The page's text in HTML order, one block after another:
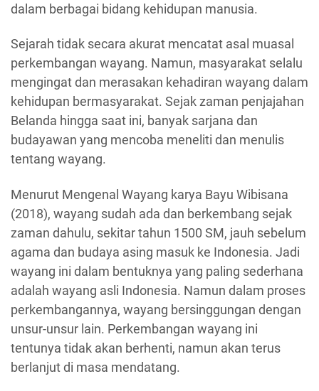
dalam berbagai bidang kehidupan manusia.
Sejarah tidak secara akurat mencatat asal muasal
perkembangan wayang. Namun, masyarakat selalu
mengingat dan merasakan kehadiran wayang dalam
kehidupan bermasyarakat. Sejak zaman penjajahan
Belanda hingga saat ini, banyak sarjana dan
budayawan yang mencoba meneliti dan menulis
tentang wayang.
Menurut Mengenal Wayang karya Bayu Wibisana
(2018), wayang sudah ada dan berkembang sejak
zaman dahulu, sekitar tahun 1500 SM, jauh sebelum
agama dan budaya asing masuk ke Indonesia. Jadi
wayang ini dalam bentuknya yang paling sederhana
adalah wayang asli Indonesia. Namun dalam proses
perkembangannya, wayang bersinggungan dengan
unsur-unsur lain. Perkembangan wayang ini
tentunya tidak akan berhenti, namun akan terus
berlanjut di masa mendatang.